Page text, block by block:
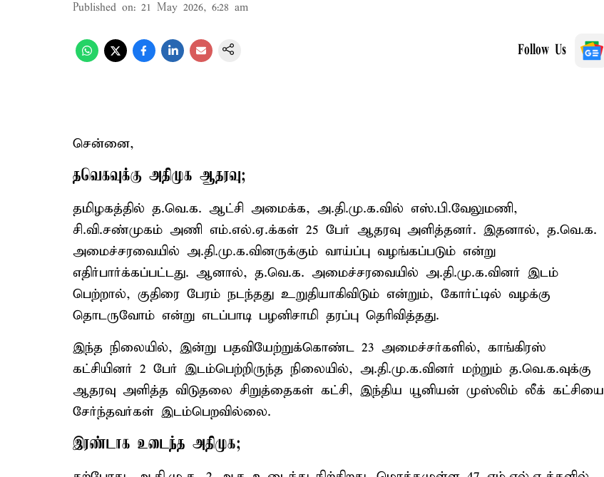
Published on: 21 May 2026, 6:28 am
Follow Us
சென்னை,
தவெகவுக்கு அதிமுக ஆதரவு;
தமிழகத்தில் த.வெ.க. ஆட்சி அமைக்க, அ.தி.மு.க.வில் எஸ்.பி.வேலுமணி,
சி.வி.சண்முகம் அணி எம்.எல்.ஏ.க்கள் 25 பேர் ஆதரவு அளித்தனர். இதனால், த.வெ.க.
அமைச்சரவையில் அ.தி.மு.க.வினருக்கும் வாய்ப்பு வழங்கப்படும் என்று
எதிர்பார்க்கப்பட்டது. ஆனால், த.வெ.க. அமைச்சரவையில் அ.தி.மு.க.வினர் இடம்
பெற்றால், குதிரை பேரம் நடந்தது உறுதியாகிவிடும் என்றும், கோர்ட்டில் வழக்கு
தொடருவோம் என்று எடப்பாடி பழனிசாமி தரப்பு தெரிவித்தது.
இந்த நிலையில், இன்று பதவியேற்றுக்கொண்ட 23 அமைச்சர்களில், காங்கிரஸ்
கட்சியினர் 2 பேர் இடம்பெற்றிருந்த நிலையில், அ.தி.மு.க.வினர் மற்றும் த.வெ.க.வுக்கு
ஆதரவு அளித்த விடுதலை சிறுத்தைகள் கட்சி, இந்திய யூனியன் முஸ்லிம் லீக் கட்சியை
சேர்ந்தவர்கள் இடம்பெறவில்லை.
இரண்டாக உடைந்த அதிமுக;